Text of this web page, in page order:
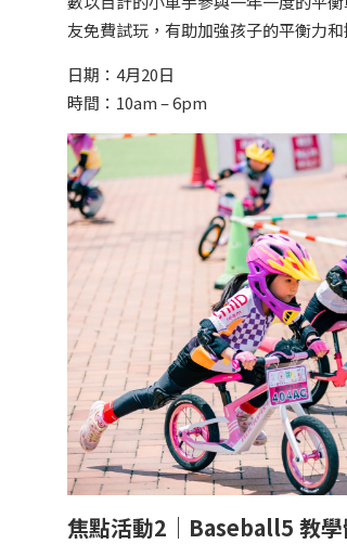
友免費試玩，有助加強孩子的平衡力和
日期：4月20日
時間：10am – 6pm
焦點活動2｜Baseball5 教學